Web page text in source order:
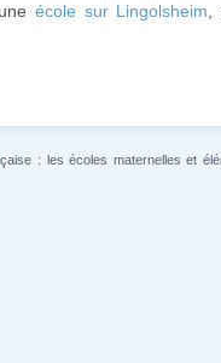
école sur Lingolsheim
: les écoles maternelles et